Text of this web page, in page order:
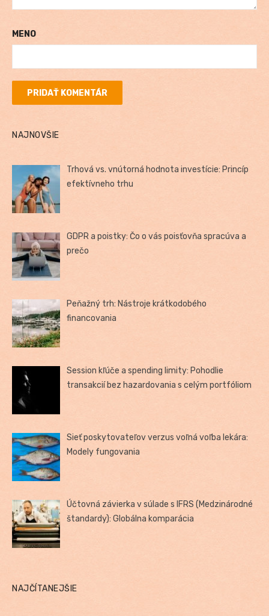
MENO
NAJNOVŠIE
Trhová vs. vnútorná hodnota investície: Princíp
efektívneho trhu
GDPR a poistky: Čo o vás poisťovňa spracúva a
prečo
Peňažný trh: Nástroje krátkodobého
financovania
Session kľúče a spending limity: Pohodlie
transakcií bez hazardovania s celým portfóliom
Sieť poskytovateľov verzus voľná voľba lekára:
Modely fungovania
Účtovná závierka v súlade s IFRS (Medzinárodné
štandardy): Globálna komparácia
NAJČÍTANEJŠIE